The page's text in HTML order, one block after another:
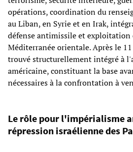
opérations, coordination du
au Liban, en Syrie et en Irak,
défense antimissile et exploitation
Méditerranée orientale. Après le
trouvé structurellement intégré à
américaine, constituant la base
nécessaires à la confrontation à
Le rôle pour l'impérialisme
répression israélienne des